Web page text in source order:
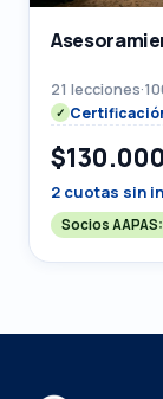
21 lecciones·
$130.000
2 cuotas sin
Socios AAPAS: